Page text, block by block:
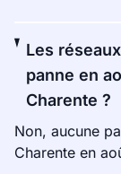
Les
panne en
Charente ?
Non, aucune
Charente en